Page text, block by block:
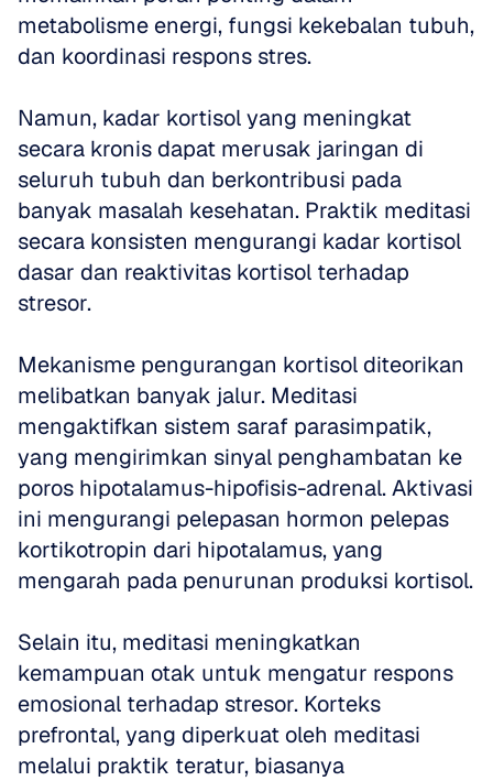
metabolisme energi, fungsi kekebalan tubuh,
dan koordinasi respons stres.
Namun, kadar kortisol yang meningkat
secara kronis dapat merusak jaringan di
seluruh tubuh dan berkontribusi pada
banyak masalah kesehatan. Praktik meditasi
secara konsisten mengurangi kadar kortisol
dasar dan reaktivitas kortisol terhadap
stresor.
Mekanisme pengurangan kortisol diteorikan
melibatkan banyak jalur. Meditasi
mengaktifkan sistem saraf parasimpatik,
yang mengirimkan sinyal penghambatan ke
poros hipotalamus-hipofisis-adrenal. Aktivasi
ini mengurangi pelepasan hormon pelepas
kortikotropin dari hipotalamus, yang
mengarah pada penurunan produksi kortisol.
Selain itu, meditasi meningkatkan
kemampuan otak untuk mengatur respons
emosional terhadap stresor. Korteks
prefrontal, yang diperkuat oleh meditasi
melalui praktik teratur, biasanya